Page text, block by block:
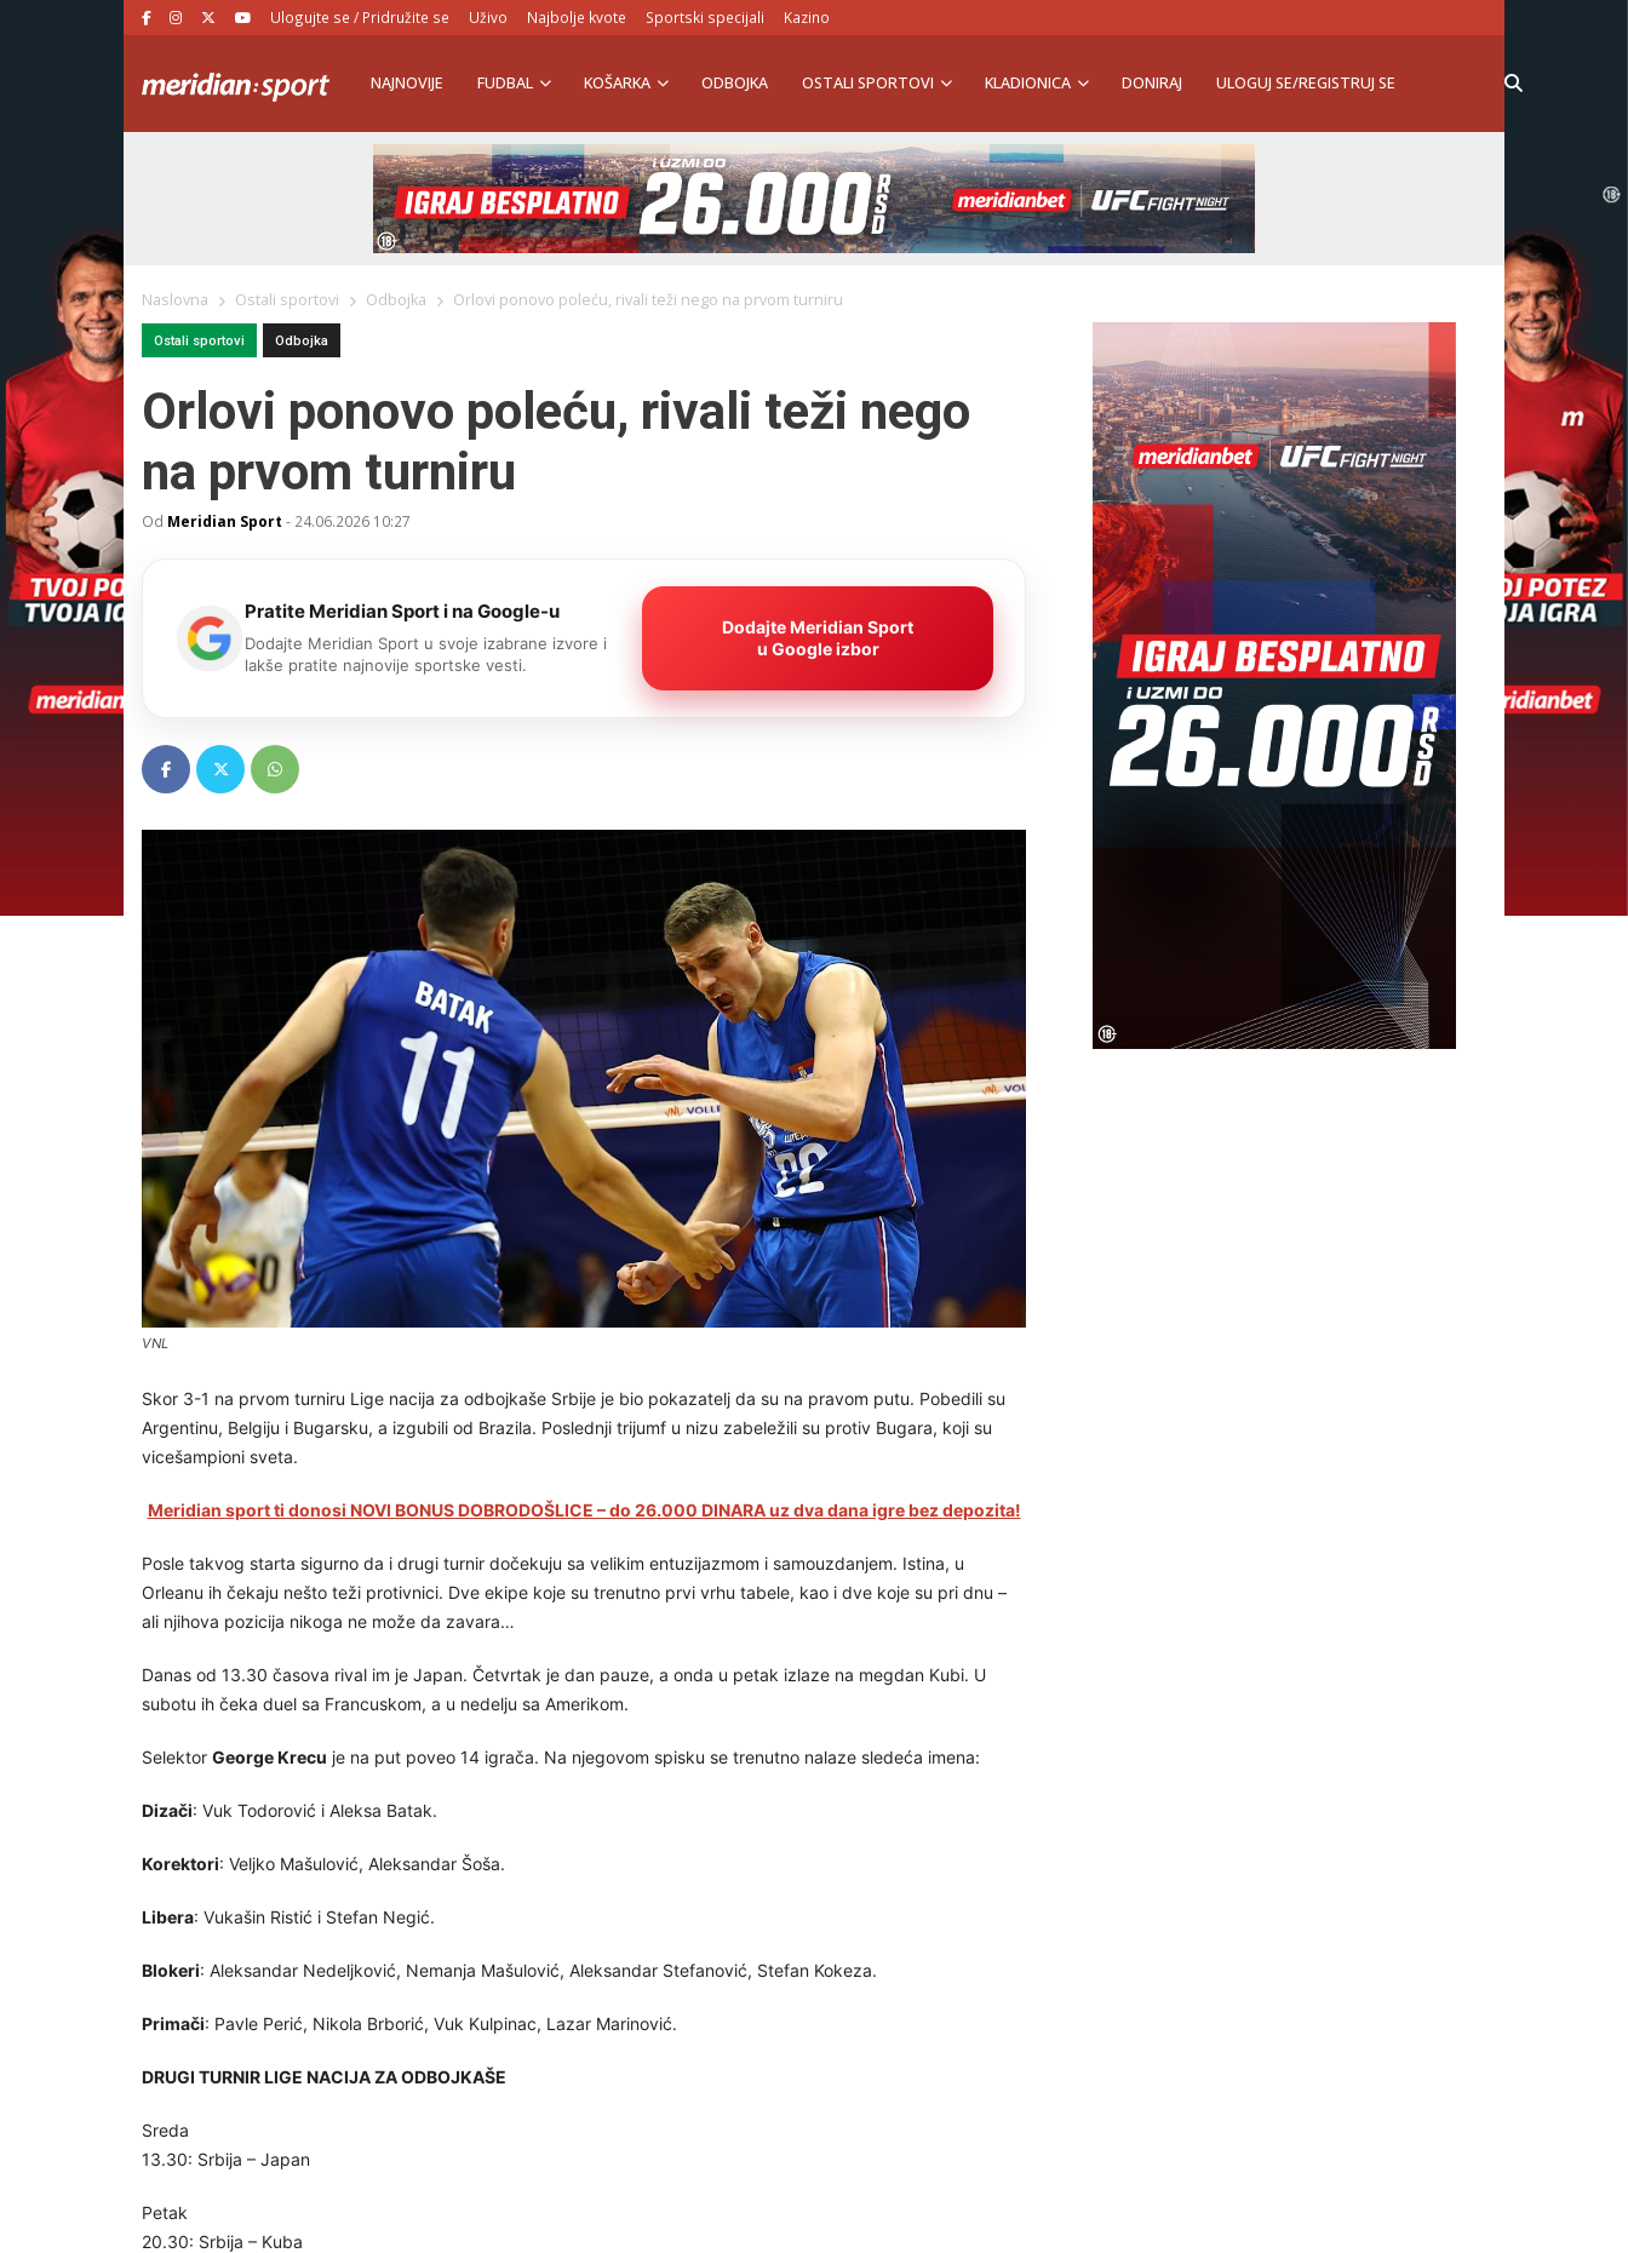
Ulogujte se / Pridružite se Uživo Najbolje kvote Sportski specijali Kazino
NAJNOVIJE FUDBAL KOŠARKA ODBOJKA OSTALI SPORTOVI KLADIONICA DONIRAJ ULOGUJ SE/REGISTRUJ SE
Naslovna Ostali sportovi Odbojka Orlovi ponovo poleću, rivali teži nego na prvom turniru
Ostali sportovi Odbojka
Orlovi ponovo poleću, rivali teži nego
na prvom turniru
Od Meridian Sport - 24.06.2026 10:27
Pratite Meridian Sport i na Google-u
Dodajte Meridian Sport u svoje izabrane izvore i
lakše pratite najnovije sportske vesti.
Dodajte Meridian Sport
u Google izbor
VNL
Skor 3-1 na prvom turniru Lige nacija za odbojkaše Srbije je bio pokazatelj da su na pravom putu. Pobedili su
Argentinu, Belgiju i Bugarsku, a izgubili od Brazila. Poslednji trijumf u nizu zabeležili su protiv Bugara, koji su
vicešampioni sveta.
Meridian sport ti donosi NOVI BONUS DOBRODOŠLICE – do 26.000 DINARA uz dva dana igre bez depozita!
Posle takvog starta sigurno da i drugi turnir dočekuju sa velikim entuzijazmom i samouzdanjem. Istina, u
Orleanu ih čekaju nešto teži protivnici. Dve ekipe koje su trenutno prvi vrhu tabele, kao i dve koje su pri dnu –
ali njihova pozicija nikoga ne može da zavara…
Danas od 13.30 časova rival im je Japan. Četvrtak je dan pauze, a onda u petak izlaze na megdan Kubi. U
subotu ih čeka duel sa Francuskom, a u nedelju sa Amerikom.
Selektor George Krecu je na put poveo 14 igrača. Na njegovom spisku se trenutno nalaze sledeća imena:
Dizači: Vuk Todorović i Aleksa Batak.
Korektori: Veljko Mašulović, Aleksandar Šoša.
Libera: Vukašin Ristić i Stefan Negić.
Blokeri: Aleksandar Nedeljković, Nemanja Mašulović, Aleksandar Stefanović, Stefan Kokeza.
Primači: Pavle Perić, Nikola Brborić, Vuk Kulpinac, Lazar Marinović.
DRUGI TURNIR LIGE NACIJA ZA ODBOJKAŠE
Sreda
13.30: Srbija – Japan
Petak
20.30: Srbija – Kuba